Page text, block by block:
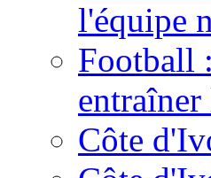
l'équipe
Football
Côte